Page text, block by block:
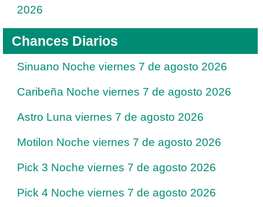
2026
Chances Diarios
Sinuano Noche viernes 7 de agosto 2026
Caribeña Noche viernes 7 de agosto 2026
Astro Luna viernes 7 de agosto 2026
Motilon Noche viernes 7 de agosto 2026
Pick 3 Noche viernes 7 de agosto 2026
Pick 4 Noche viernes 7 de agosto 2026